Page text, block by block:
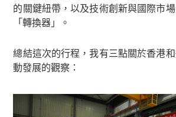
的關鍵紐帶，以及技術創新與國際市
「轉換器」。
總結這次的行程，我有三點關於香港
動發展的觀察：